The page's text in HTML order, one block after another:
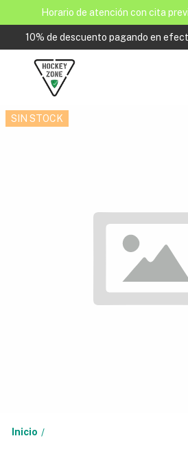
Horario de atención con cita
10% de descuento pagando en
SIN STOCK
Inicio /